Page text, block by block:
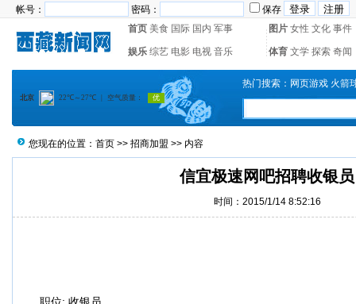
帐号： 密码：
保存
首页 美食 国际 国内 军事 图片 女性 文化 事件
娱乐 综艺 电影 电视 音乐 体育 文学 探索 奇闻
热门搜索： 网页游戏 火箭
您现在的位置： 首页 >> 招商加盟 >> 内容
信宜极速网吧招聘收银员
时间：2015/1/14 8:52:16